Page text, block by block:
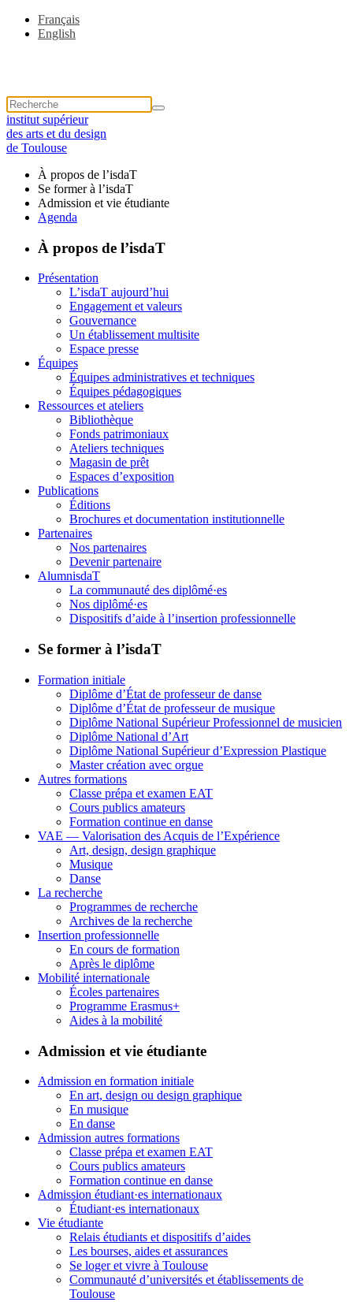
Français
English
institut supérieur
des arts et du design
de Toulouse
À propos de l’isdaT
Se former à l’isdaT
Admission et vie étudiante
Agenda
À propos de l’isdaT
Présentation
L’isdaT aujourd’hui
Engagement et valeurs
Gouvernance
Un établissement multisite
Espace presse
Équipes
Équipes administratives et techniques
Équipes pédagogiques
Ressources et ateliers
Bibliothèque
Fonds patrimoniaux
Ateliers techniques
Magasin de prêt
Espaces d’exposition
Publications
Éditions
Brochures et documentation institutionnelle
Partenaires
Nos partenaires
Devenir partenaire
AlumnisdaT
La communauté des diplômé·es
Nos diplômé·es
Dispositifs d’aide à l’insertion professionnelle
Se former à l’isdaT
Formation initiale
Diplôme d’État de professeur de danse
Diplôme d’État de professeur de musique
Diplôme National Supérieur Professionnel de musicien
Diplôme National d’Art
Diplôme National Supérieur d’Expression Plastique
Master création avec orgue
Autres formations
Classe prépa et examen EAT
Cours publics amateurs
Formation continue en danse
VAE — Valorisation des Acquis de l’Expérience
Art, design, design graphique
Musique
Danse
La recherche
Programmes de recherche
Archives de la recherche
Insertion professionnelle
En cours de formation
Après le diplôme
Mobilité internationale
Écoles partenaires
Programme Erasmus+
Aides à la mobilité
Admission et vie étudiante
Admission en formation initiale
En art, design ou design graphique
En musique
En danse
Admission autres formations
Classe prépa et examen EAT
Cours publics amateurs
Formation continue en danse
Admission étudiant·es internationaux
Étudiant·es internationaux
Vie étudiante
Relais étudiants et dispositifs d’aides
Les bourses, aides et assurances
Se loger et vivre à Toulouse
Communauté d’universités et établissements de
Toulouse